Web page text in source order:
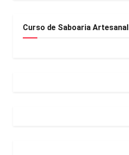
Curso de Saboaria Artesanal